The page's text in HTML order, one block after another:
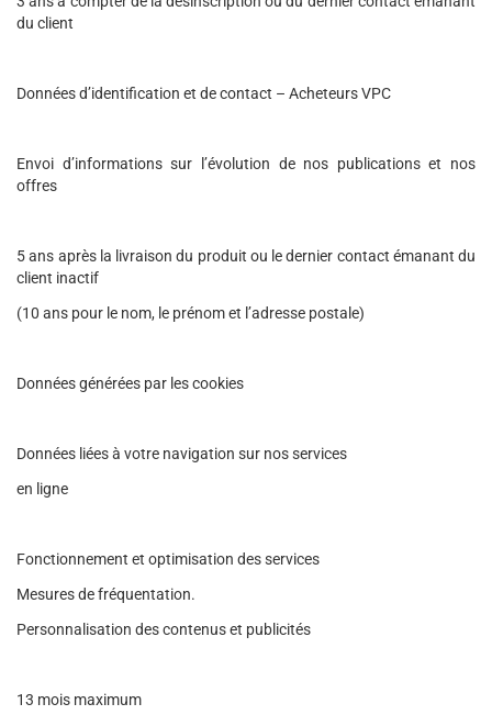
du client
Données d’identification et de contact – Acheteurs VPC
Envoi d’informations sur l’évolution de nos publications et nos
offres
5 ans après la livraison du produit ou le dernier contact émanant du
client inactif
(10 ans pour le nom, le prénom et l’adresse postale)
Données générées par les cookies
Données liées à votre navigation sur nos services
en ligne
Fonctionnement et optimisation des services
Mesures de fréquentation.
Personnalisation des contenus et publicités
13 mois maximum